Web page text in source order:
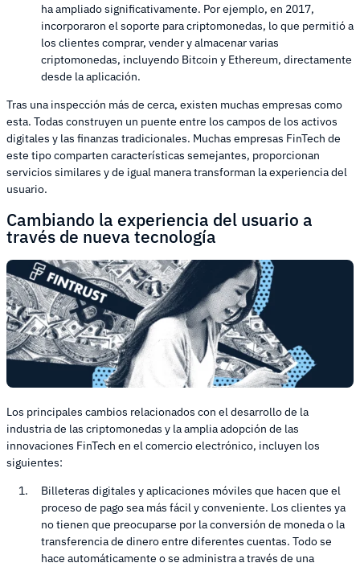
ha ampliado significativamente. Por ejemplo, en 2017,
incorporaron el soporte para criptomonedas, lo que permitió a
los clientes comprar, vender y almacenar varias
criptomonedas, incluyendo Bitcoin y Ethereum, directamente
desde la aplicación.
Tras una inspección más de cerca, existen muchas empresas como
esta. Todas construyen un puente entre los campos de los activos
digitales y las finanzas tradicionales. Muchas empresas FinTech de
este tipo comparten características semejantes, proporcionan
servicios similares y de igual manera transforman la experiencia del
usuario.
Cambiando la experiencia del usuario a
través de nueva tecnología
Los principales cambios relacionados con el desarrollo de la
industria de las criptomonedas y la amplia adopción de las
innovaciones FinTech en el comercio electrónico, incluyen los
siguientes:
Billeteras digitales y aplicaciones móviles que hacen que el
proceso de pago sea más fácil y conveniente. Los clientes ya
no tienen que preocuparse por la conversión de moneda o la
transferencia de dinero entre diferentes cuentas. Todo se
hace automáticamente o se administra a través de una